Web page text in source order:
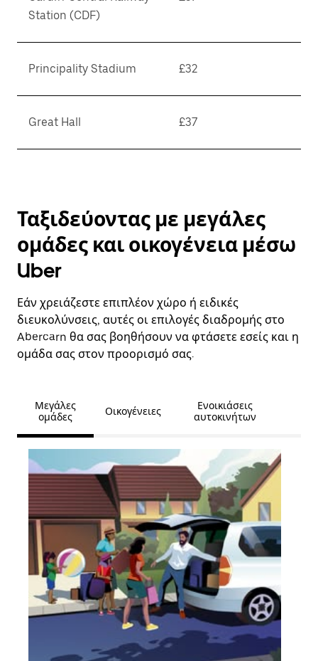
Station (CDF)
Principality Stadium £32
Great Hall £37
Ταξιδεύοντας με μεγάλες
ομάδες και οικογένεια μέσω
Uber
Εάν χρειάζεστε επιπλέον χώρο ή ειδικές
διευκολύνσεις, αυτές οι επιλογές διαδρομής στο
Abercarn θα σας βοηθήσουν να φτάσετε εσείς και η
ομάδα σας στον προορισμό σας.
Μεγάλες
ομάδες
Οικογένειες
Ενοικιάσεις
αυτοκινήτων